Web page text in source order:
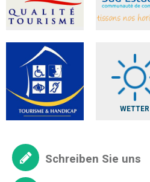
WETTER
Schreiben Sie uns